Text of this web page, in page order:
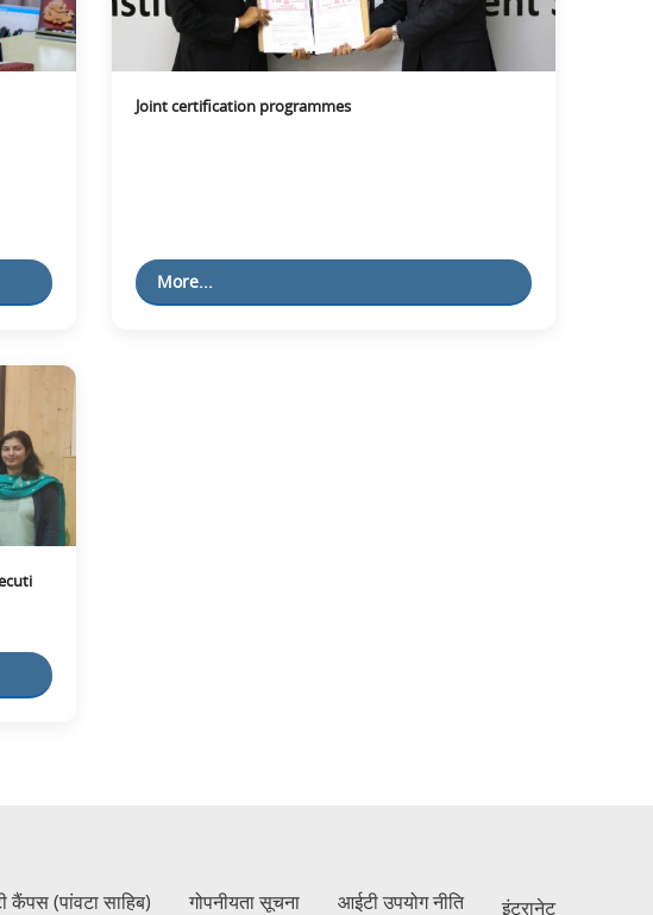
Joint certification programmes
More...
कैंपस (पांवटा साहिब) गोपनीयता सूचना आईटी उपयोग नीति इंट्रानेट